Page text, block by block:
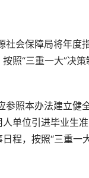
社会保障局将年度
照“三重一大”决
参照本办法建立健
单位引进毕业生
程，按照“三重一